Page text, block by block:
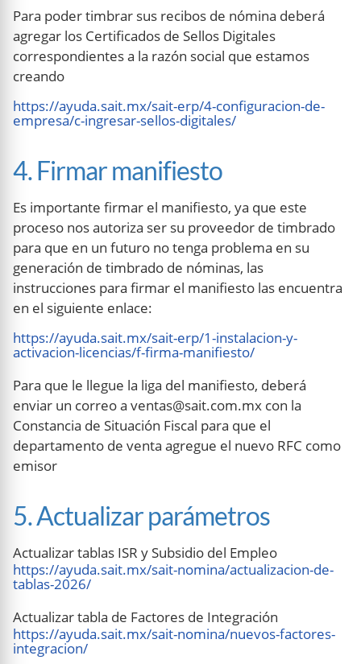
Para poder timbrar sus recibos de nómina deberá
agregar los Certificados de Sellos Digitales
correspondientes a la razón social que estamos
creando
https://ayuda.sait.mx/sait-erp/4-configuracion-de-
empresa/c-ingresar-sellos-digitales/
4. Firmar manifiesto
Es importante firmar el manifiesto, ya que este
proceso nos autoriza ser su proveedor de timbrado
para que en un futuro no tenga problema en su
generación de timbrado de nóminas, las
instrucciones para firmar el manifiesto las encuentra
en el siguiente enlace:
https://ayuda.sait.mx/sait-erp/1-instalacion-y-
activacion-licencias/f-firma-manifiesto/
Para que le llegue la liga del manifiesto, deberá
enviar un correo a ventas@sait.com.mx con la
Constancia de Situación Fiscal para que el
departamento de venta agregue el nuevo RFC como
emisor
5. Actualizar parámetros
Actualizar tablas ISR y Subsidio del Empleo
https://ayuda.sait.mx/sait-nomina/actualizacion-de-
tablas-2026/
Actualizar tabla de Factores de Integración
https://ayuda.sait.mx/sait-nomina/nuevos-factores-
integracion/